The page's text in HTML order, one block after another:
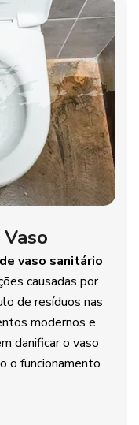
vaso sanitário
causadas por
de resíduos nas
modernos e
danificar o vaso
o funcionamento